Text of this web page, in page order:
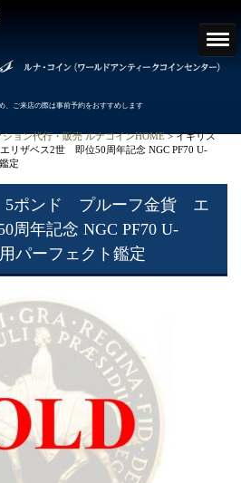
、ご来店の際は事前予約をおすすめします
ョン代行・販売 ルナコインHOME> イギリス
ザベス2世 即位50周年記念 NGC PF70 U-
定
ポンド プルーフ金貨 エ
周年記念 NGC PF70 U-
パーフェクト鑑定